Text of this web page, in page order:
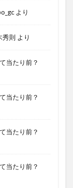
より
秀則 より
当たり前？
当たり前？
当たり前？
当たり前？